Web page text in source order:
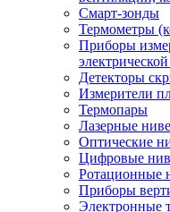
Смарт-зонды
Термометры
Приборы
Детекторы
Измерители
Термопары
Лазерные
Оптические
Цифровые
Ротационные
Приборы
Электронные